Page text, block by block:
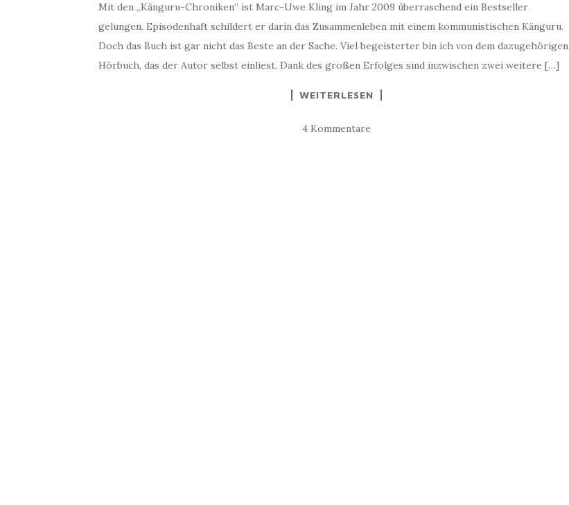
Mit den „Känguru-Chroniken“ ist Marc-Uwe Kling im Jahr 2009 überraschend ein Bestseller
gelungen. Episodenhaft schildert er darin das Zusammenleben mit einem kommunistischen Känguru.
Doch das Buch ist gar nicht das Beste an der Sache. Viel begeisterter bin ich von dem dazugehörigen
Hörbuch, das der Autor selbst einliest. Dank des großen Erfolges sind inzwischen zwei weitere […]
WEITERLESEN
4 Kommentare